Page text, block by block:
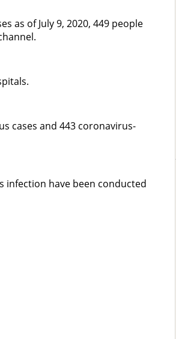
as of July 9, 2020, 449 people
cases and 443 coronavirus-
infection have been conducted